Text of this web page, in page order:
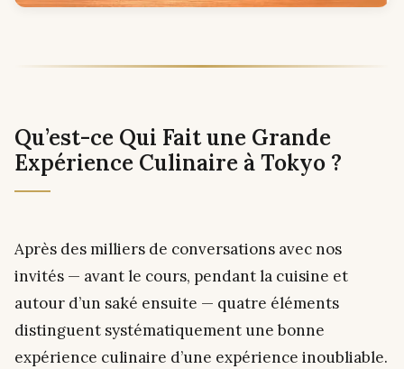
Qu’est-ce Qui Fait une Grande
Expérience Culinaire à Tokyo ?
Après des milliers de conversations avec nos
invités — avant le cours, pendant la cuisine et
autour d’un saké ensuite — quatre éléments
distinguent systématiquement une bonne
expérience culinaire d’une expérience inoubliable.